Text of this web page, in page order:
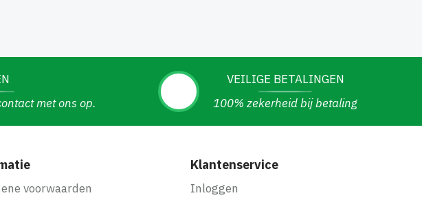
met ons op.
VEILIGE BETALINGEN
100% zekerheid bij betaling
voorwaarden
Klantenservice
Inloggen